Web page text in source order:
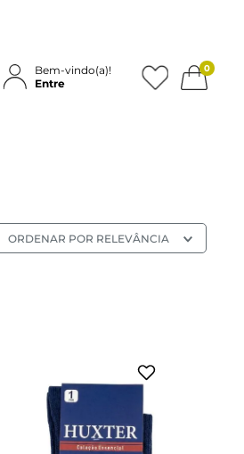
Bem-vindo(a)!
Entre
0
ORDENAR POR RELEVÂNCIA
39 AO 43